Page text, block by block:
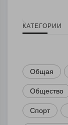
КАТЕГОРИИ
Общая
Общество
Спорт